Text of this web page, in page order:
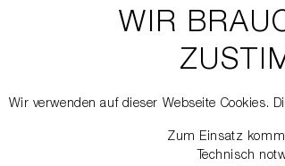
WIR
Wir verwenden auf dieser Webseite Cookies.
Zum Einsatz
Technisch